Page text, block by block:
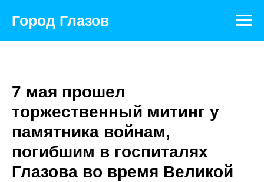
Город Глазов
7 мая прошел
торжественный митинг у
памятника войнам,
погибшим в госпиталях
Глазова во время Великой